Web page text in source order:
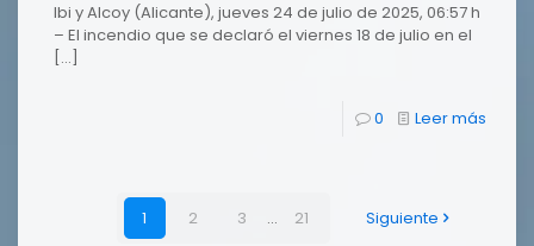
Ibi y Alcoy (Alicante), jueves 24 de julio de 2025, 06:57 h
– El incendio que se declaró el viernes 18 de julio en el
[…]
0 Leer más
1 2 3 ... 21 Siguiente